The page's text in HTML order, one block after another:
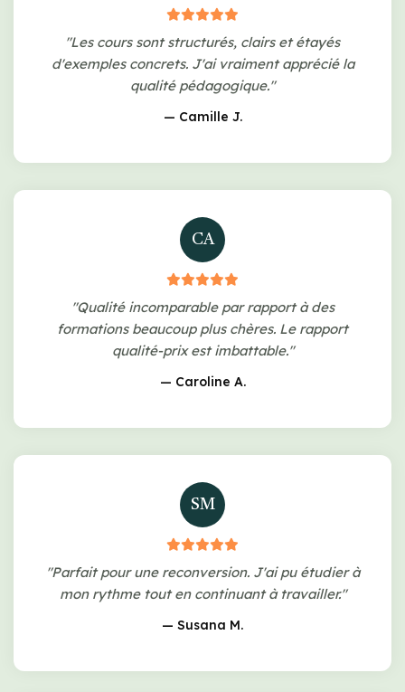
"Les cours sont structurés, clairs et étayés
d'exemples concrets. J'ai vraiment apprécié la
qualité pédagogique."
— Camille J.
CA
"Qualité incomparable par rapport à des
formations beaucoup plus chères. Le rapport
qualité-prix est imbattable."
— Caroline A.
SM
"Parfait pour une reconversion. J'ai pu étudier à
mon rythme tout en continuant à travailler."
— Susana M.